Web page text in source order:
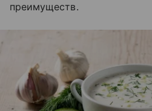
преимуществ.